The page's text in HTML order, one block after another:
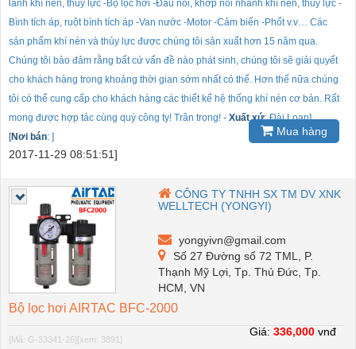
lanh khí nén, thủy lực -Bộ lọc hơi -Đầu nối, khớp nối nhanh khí nén, thủy lực -
Bình tích áp, ruột bình tích áp -Van nước -Motor -Cảm biến -Phốt v.v… Các
sản phẩm khí nén và thủy lực được chúng tôi sản xuất hơn 15 năm qua.
Chúng tôi bảo đảm rằng bất cứ vấn đề nào phát sinh, chúng tôi sẽ giải quyết
cho khách hàng trong khoảng thời gian sớm nhất có thể. Hơn thế nữa chúng
tôi có thể cung cấp cho khách hàng các thiết kế hệ thống khí nén cơ bản. Rất
mong được hợp tác cùng quý công ty! Trân trọng! - Xuất xứ:Đài Loan]
[Nơi bán: ]
2017-11-29 08:51:51]
Mua hàng
CÔNG TY TNHH SX TM DV XNK
WELLTECH (YONGYI)
yongyivn@gmail.com
Số 27 Đường số 72 TML, P.
Thạnh Mỹ Lợi, Tp. Thủ Đức, Tp.
HCM, VN
Bộ lọc hơi AIRTAC BFC-2000
[Mã: G-33341-26][xem: 3891]
Giá: 336,000 vnđ